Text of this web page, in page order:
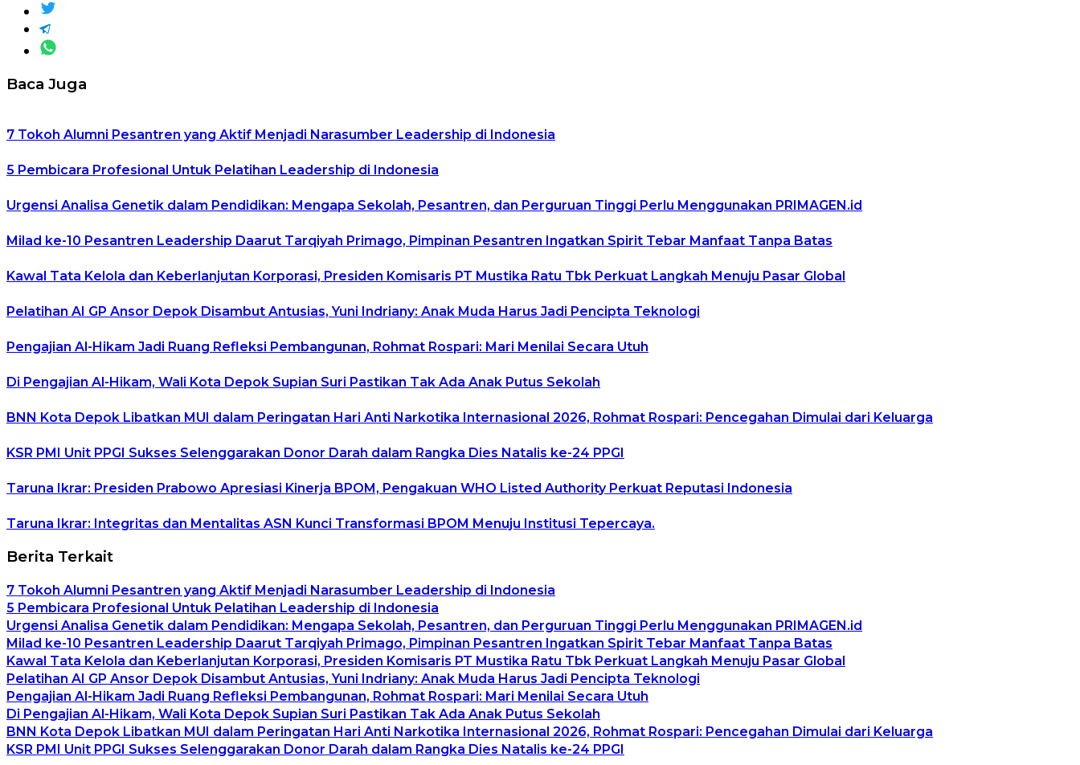
Baca Juga
7 Tokoh Alumni Pesantren yang Aktif Menjadi Narasumber Leadership di Indonesia
5 Pembicara Profesional Untuk Pelatihan Leadership di Indonesia
Urgensi Analisa Genetik dalam Pendidikan: Mengapa Sekolah, Pesantren, dan Perguruan Tinggi Perlu Menggunakan PRIMAGEN.id
Milad ke-10 Pesantren Leadership Daarut Tarqiyah Primago, Pimpinan Pesantren Ingatkan Spirit Tebar Manfaat Tanpa Batas
Kawal Tata Kelola dan Keberlanjutan Korporasi, Presiden Komisaris PT Mustika Ratu Tbk Perkuat Langkah Menuju Pasar Global
Pelatihan AI GP Ansor Depok Disambut Antusias, Yuni Indriany: Anak Muda Harus Jadi Pencipta Teknologi
Pengajian Al-Hikam Jadi Ruang Refleksi Pembangunan, Rohmat Rospari: Mari Menilai Secara Utuh
Di Pengajian Al-Hikam, Wali Kota Depok Supian Suri Pastikan Tak Ada Anak Putus Sekolah
BNN Kota Depok Libatkan MUI dalam Peringatan Hari Anti Narkotika Internasional 2026, Rohmat Rospari: Pencegahan Dimulai dari Keluarga
KSR PMI Unit PPGI Sukses Selenggarakan Donor Darah dalam Rangka Dies Natalis ke-24 PPGI
Taruna Ikrar: Presiden Prabowo Apresiasi Kinerja BPOM, Pengakuan WHO Listed Authority Perkuat Reputasi Indonesia
Taruna Ikrar: Integritas dan Mentalitas ASN Kunci Transformasi BPOM Menuju Institusi Tepercaya.
Berita Terkait
7 Tokoh Alumni Pesantren yang Aktif Menjadi Narasumber Leadership di Indonesia
5 Pembicara Profesional Untuk Pelatihan Leadership di Indonesia
Urgensi Analisa Genetik dalam Pendidikan: Mengapa Sekolah, Pesantren, dan Perguruan Tinggi Perlu Menggunakan PRIMAGEN.id
Milad ke-10 Pesantren Leadership Daarut Tarqiyah Primago, Pimpinan Pesantren Ingatkan Spirit Tebar Manfaat Tanpa Batas
Kawal Tata Kelola dan Keberlanjutan Korporasi, Presiden Komisaris PT Mustika Ratu Tbk Perkuat Langkah Menuju Pasar Global
Pelatihan AI GP Ansor Depok Disambut Antusias, Yuni Indriany: Anak Muda Harus Jadi Pencipta Teknologi
Pengajian Al-Hikam Jadi Ruang Refleksi Pembangunan, Rohmat Rospari: Mari Menilai Secara Utuh
Di Pengajian Al-Hikam, Wali Kota Depok Supian Suri Pastikan Tak Ada Anak Putus Sekolah
BNN Kota Depok Libatkan MUI dalam Peringatan Hari Anti Narkotika Internasional 2026, Rohmat Rospari: Pencegahan Dimulai dari Keluarga
KSR PMI Unit PPGI Sukses Selenggarakan Donor Darah dalam Rangka Dies Natalis ke-24 PPGI